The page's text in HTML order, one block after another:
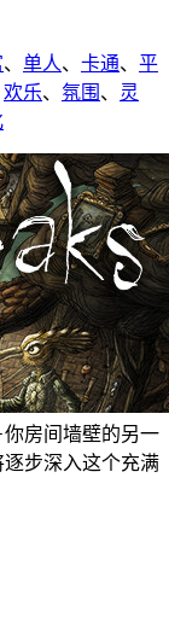
、 单人、 卡通、 平
欢乐、 氛围 、 灵
房间墙壁的另一
步深入这个充满